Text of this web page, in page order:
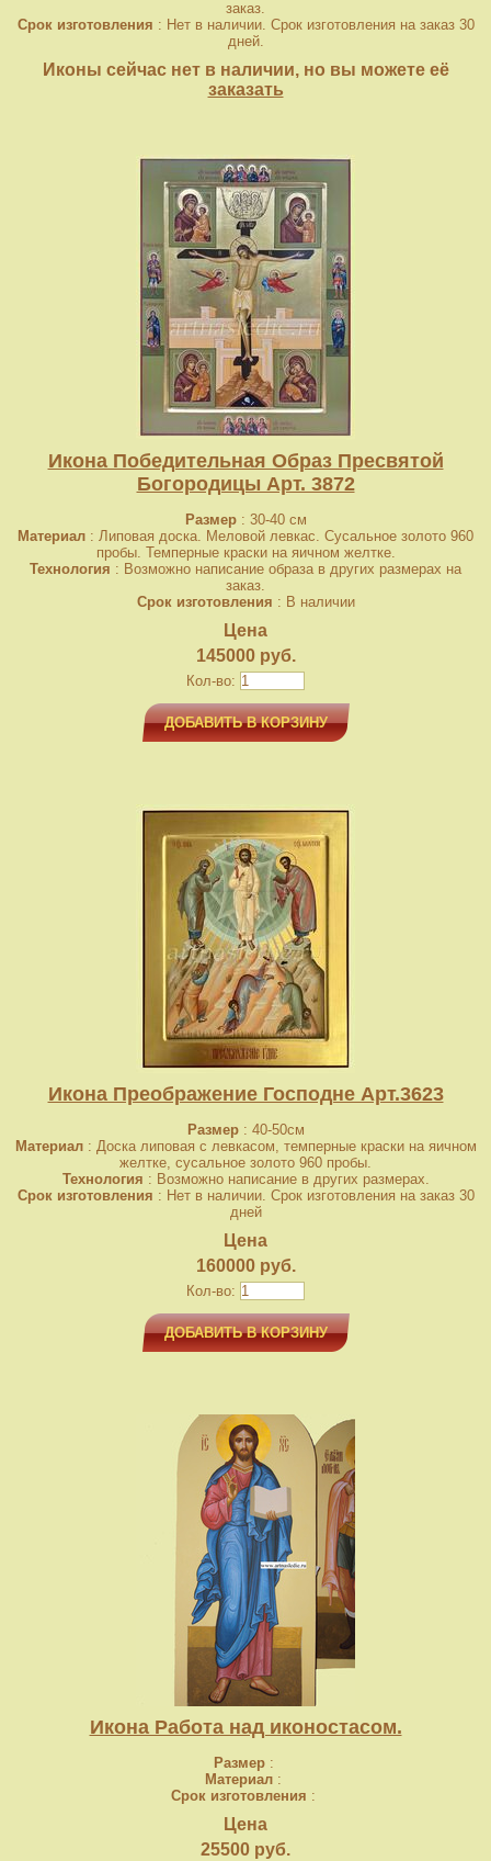
заказ.
Срок изготовления : Нет в наличии. Срок изготовления на заказ 30
дней.
Иконы сейчас нет в наличии, но вы можете её
заказать
Икона Победительная Образ Пресвятой
Богородицы Арт. 3872
Размер: 30-40 см
Материал : Липовая доска. Меловой левкас. Сусальное золото 960
пробы. Темперные краски на яичном желтке.
Технология : Возможно написание образа в других размерах на
заказ.
Срок изготовления : В наличии
Цена
145000 руб.
Кол-во:
ДОБАВИТЬ В КОРЗИНУ
Икона Преображение Господне Арт.3623
Размер: 40-50см
Материал: Доска липовая с левкасом, темперные краски на яичном
желтке, сусальное золото 960 пробы.
Технология : Возможно написание в других размерах.
Срок изготовления : Нет в наличии. Срок изготовления на заказ 30
дней
Цена
160000 руб.
Кол-во:
ДОБАВИТЬ В КОРЗИНУ
Икона Работа над иконостасом.
Размер:
Материал :
Срок изготовления :
Цена
25500 руб.